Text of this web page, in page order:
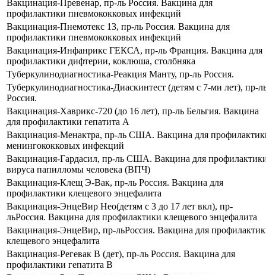
Вакцинация-Превенар, пр-ль Россия. Вакцина для
профилактики пневмококковых инфекций
Вакцинация-Пнемотекс 13, пр-ль Россия. Вакцина для
профилактики пневмококковых инфекций
Вакцинация-Инфанрикс ГЕКСА, пр-ль Франция. Вакцина для
профилактики дифтерии, коклюша, столбняка
Туберкулинодиагностика-Реакция Манту, пр-ль Россия.
Туберкулинодиагностика-Диаскинтест (детям с 7-ми лет), пр-
Россия.
Вакцинация-Хаврикс-720 (до 16 лет), пр-ль Бельгия. Вакцина
для профилактики гепатита А
Вакцинация-Менактра, пр-ль США. Вакцина для
менингококковых инфекций
Вакцинация-Гардасил, пр-ль США. Вакцина для
вируса папилломы человека (ВПЧ)
Вакцинация-Клещ Э-Вак, пр-ль Россия. Вакцина для
профилактики клещевого энцефалита
Вакцинация-ЭнцеВир Нео(детям с 3 до 17 лет вкл), пр-
льРоссия. Вакцина для профилактики клещевого энцефалита
Вакцинация-ЭнцеВир, пр-льРоссия. Вакцина для
клещевого энцефалита
Вакцинация-Регевак В (дет), пр-ль Россия. Вакцина для
профилактики гепатита В